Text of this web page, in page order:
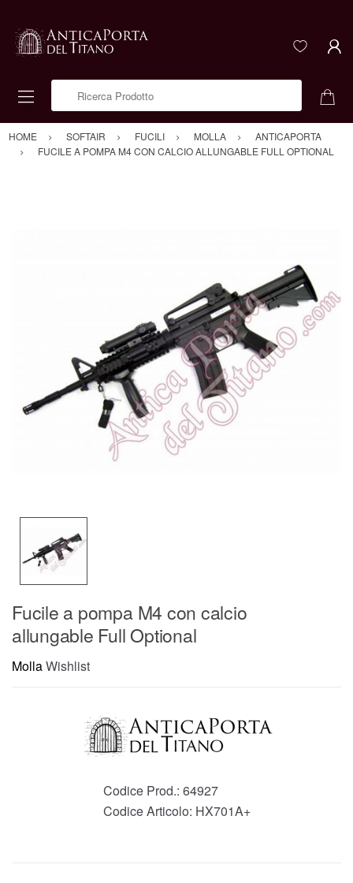
HOME SOFTAIR FUCILI MOLLA
ANTICAPORTA
FUCILE A POMPA M4 CON CALCIO ALLUNGABLE FULL OPTIONAL
Fucile a pompa M4 con calcio
allungable Full Optional
MollaWishlist
Codice Prod.: 64927
Codice Articolo: HX701A+